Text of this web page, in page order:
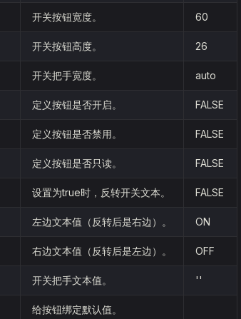
开关按钮宽度。 60
开关按钮高度。 26
开关把手宽度。 auto
定义按钮是否开启。 FALSE
定义按钮是否禁用。 FALSE
定义按钮是否只读。 FALSE
设置为true时，反转开关文本。 FALSE
左边文本值（反转后是右边）。 ON
右边文本值（反转后是左边）。 OFF
开关把手文本值。 ''
给按钮绑定默认值。